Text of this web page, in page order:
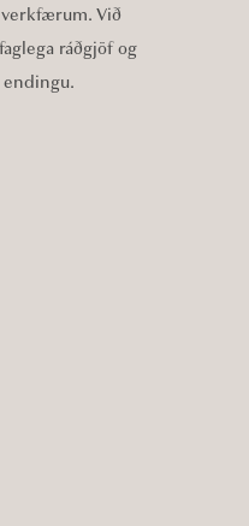
Við
ráðgjöf og